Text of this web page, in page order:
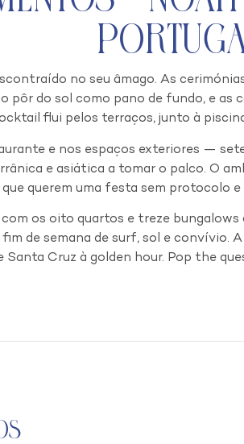
no seu âmago. As
pôr do sol como pano de fundo, e as
flui pelos terraços, junto à
e nos espaços exteriores —
e asiática a tomar o palco. O
querem uma festa sem protocolo
os oito quartos e treze
de semana de surf, sol e convívio.
Santa Cruz à golden hour. Pop the